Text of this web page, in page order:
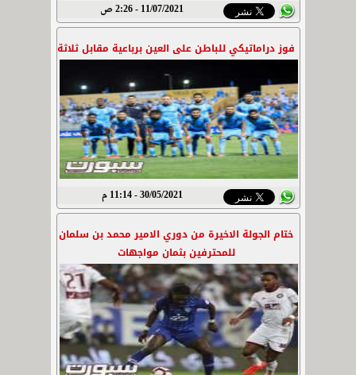
11/07/2021 - 2:26 ص
فوز دراماتيكي للباطن على العين برباعية مقابل ثلاثة
30/05/2021 - 11:14 م
ختام الجولة الاخيرة من دوري الامير محمد بن سلمان
للمحترفين بثمان مواجهات